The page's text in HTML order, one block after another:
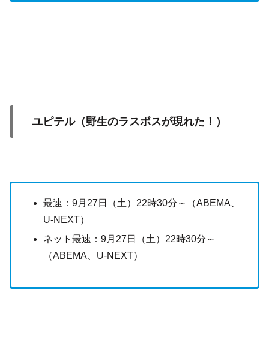
ユピテル（野生のラスボスが現れた！）
最速：9月27日（土）22時30分～（ABEMA、
U-NEXT）
ネット最速：9月27日（土）22時30分～
（ABEMA、U-NEXT）